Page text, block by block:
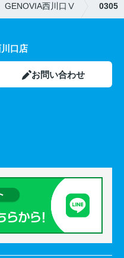
GENOVIA西川口Ⅴ 0305
口店
お問い合わせ